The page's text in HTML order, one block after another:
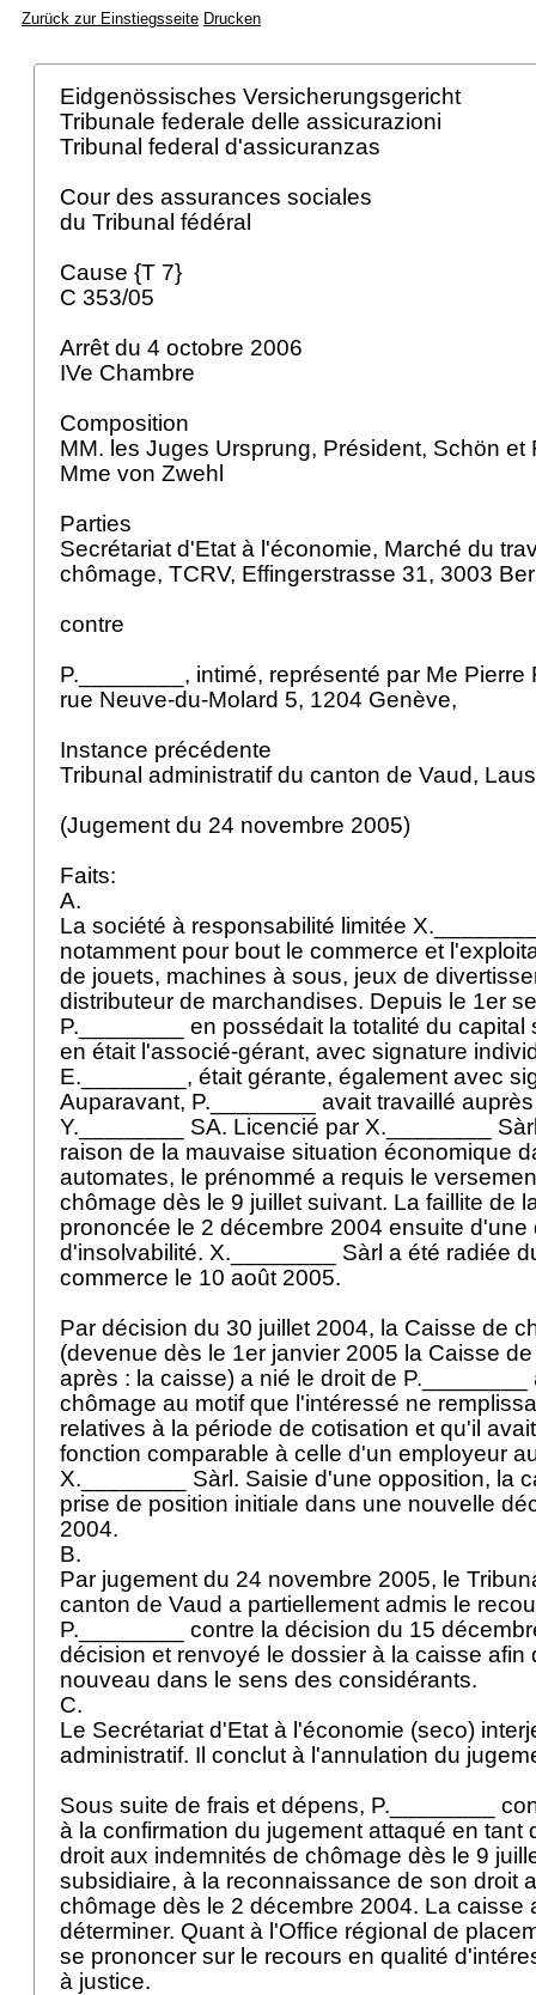
Zurück zur Einstiegsseite Drucken
Eidgenössisches Versicherungsgericht
Tribunale federale delle assicurazioni
Tribunal federal d'assicuranzas
Cour des assurances sociales
du Tribunal fédéral
Cause {T 7}
C 353/05
Arrêt du 4 octobre 2006
IVe Chambre
Composition
MM. les Juges Ursprung, Président, Schön et
Mme von Zwehl
Parties
Secrétariat d'Etat à l'économie, Marché du
chômage, TCRV, Effingerstrasse 31, 3003
contre
P.________, intimé, représenté par Me Pierre
rue Neuve-du-Molard 5, 1204 Genève,
Instance précédente
Tribunal administratif du canton de Vaud,
(Jugement du 24 novembre 2005)
Faits:
A.
La société à responsabilité limitée
notamment pour bout le commerce et
de jouets, machines à sous, jeux de
distributeur de marchandises. Depuis le 1er
P.________ en possédait la totalité du capital
en était l'associé-gérant, avec signature
E.________, était gérante, également avec
Auparavant, P.________ avait travaillé
Y.________ SA. Licencié par X.________
raison de la mauvaise situation économique
automates, le prénommé a requis le
chômage dès le 9 juillet suivant. La faillite de
prononcée le 2 décembre 2004 ensuite d'une
d'insolvabilité. X.________ Sàrl a été radiée
commerce le 10 août 2005.
Par décision du 30 juillet 2004, la Caisse de
(devenue dès le 1er janvier 2005 la Caisse
après : la caisse) a nié le droit de
chômage au motif que l'intéressé ne
relatives à la période de cotisation et qu'il
fonction comparable à celle d'un employeur
X.________ Sàrl. Saisie d'une opposition, la
prise de position initiale dans une nouvelle
2004.
B.
Par jugement du 24 novembre 2005, le
canton de Vaud a partiellement admis le
P.________ contre la décision du 15
décision et renvoyé le dossier à la caisse afin
nouveau dans le sens des considérants.
C.
Le Secrétariat d'Etat à l'économie (seco)
administratif. Il conclut à l'annulation du
Sous suite de frais et dépens, P.________
à la confirmation du jugement attaqué en tant
droit aux indemnités de chômage dès le 9
subsidiaire, à la reconnaissance de son droit
chômage dès le 2 décembre 2004. La caisse
déterminer. Quant à l'Office régional de
se prononcer sur le recours en qualité
à justice.